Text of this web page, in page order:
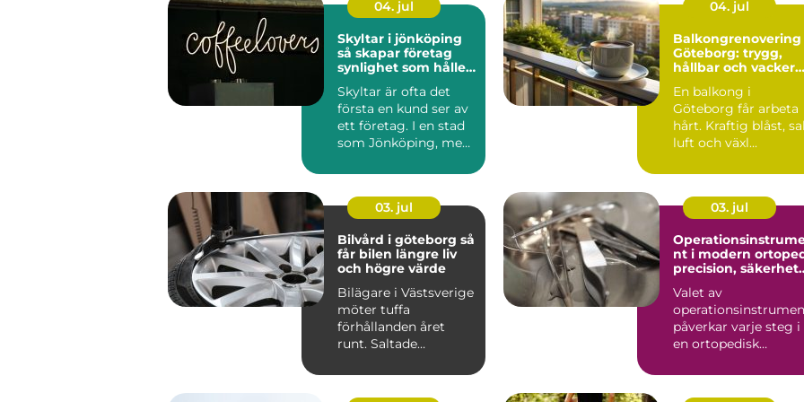
04. jul
Skyltar i jönköping
så skapar företag
synlighet som håller
Skyltar är ofta det
första en kund ser av
ett företag. I en stad
som Jönköping, med
04. jul
Balkongrenovering
Göteborg: trygg,
hållbar och vacker
En balkong i
Göteborg får arbeta
hårt. Kraftig blåst,
luft och växl...
03. jul
Bilvård i göteborg så
får bilen längre liv
och högre värde
Bilägare i Västsverige
möter tuffa
förhållanden året
runt. Saltade
stora delar av ...
03. jul
nt i modern
precision, säkerhet
kvalitet
Valet av
påverkar varje steg i
en ortopedisk
hudsnitt ti...